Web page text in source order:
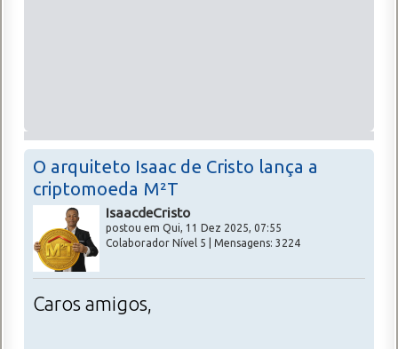
O arquiteto Isaac de Cristo lança a
criptomoeda M²T
IsaacdeCristo
postou em Qui, 11 Dez 2025, 07:55
Colaborador Nível 5 | Mensagens: 3224
Caros amigos,